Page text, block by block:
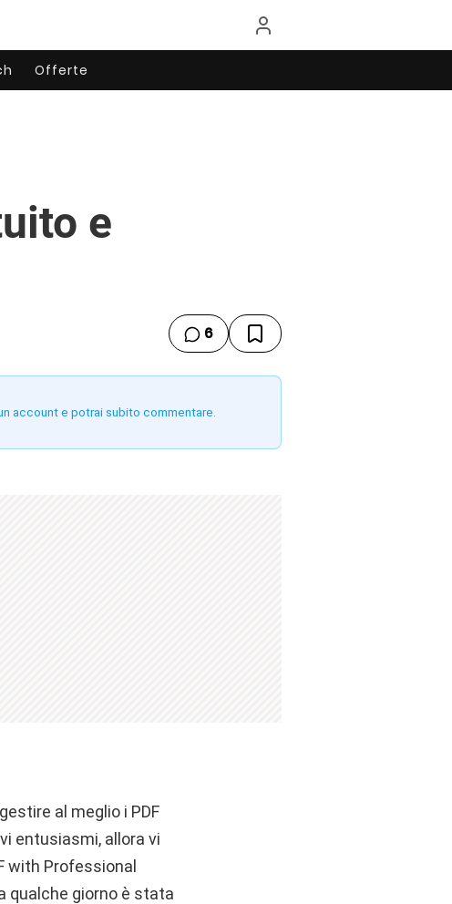
Offerte
e
6
account e potrai subito commentare.
al meglio i PDF
entusiasmi, allora vi
with Professional
qualche giorno è stata